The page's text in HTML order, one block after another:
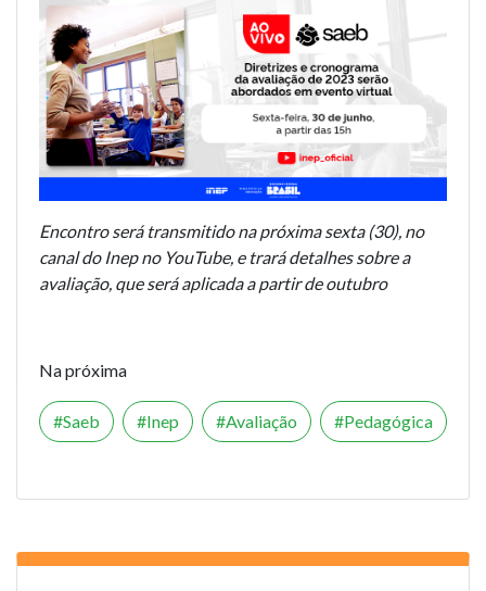
Encontro será transmitido na próxima sexta (30), no
canal do Inep no YouTube, e trará detalhes sobre a
avaliação, que será aplicada a partir de outubro
Na próxima
Saeb Inep Avaliação Pedagógica